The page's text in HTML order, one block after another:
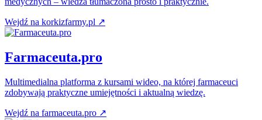
Wejdź na korkizfarmy.pl ↗
Farmaceuta.pro
Multimedialna platforma z kursami wideo, na której farmaceuci
zdobywają praktyczne umiejętności i aktualną wiedzę.
Wejdź na farmaceuta.pro ↗